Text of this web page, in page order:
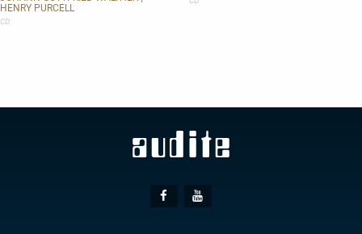
IHENRY PURCELL
CD
Social Facebook